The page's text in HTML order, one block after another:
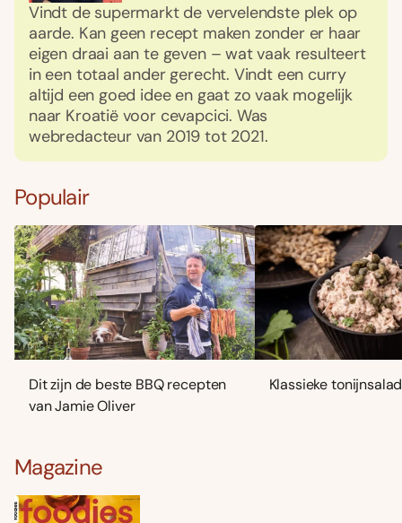
Vindt de supermarkt de vervelendste plek op
aarde. Kan geen recept maken zonder er haar
eigen draai aan te geven – wat vaak resulteert
in een totaal ander gerecht. Vindt een curry
altijd een goed idee en gaat zo vaak mogelijk
naar Kroatië voor cevapcici. Was
webredacteur van 2019 tot 2021.
Populair
Dit zijn de beste BBQ recepten
van Jamie Oliver
Klassieke
Magazine